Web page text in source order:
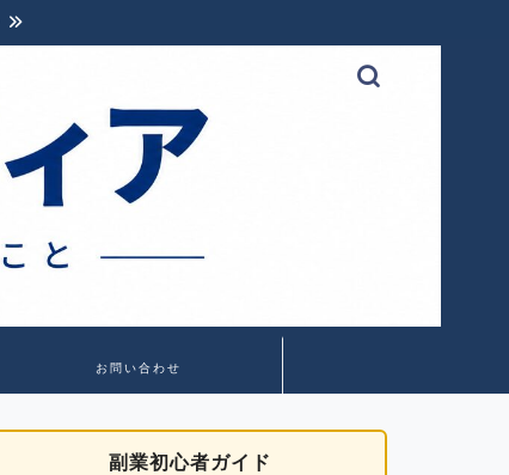
お問い合わせ
副業初心者ガイド